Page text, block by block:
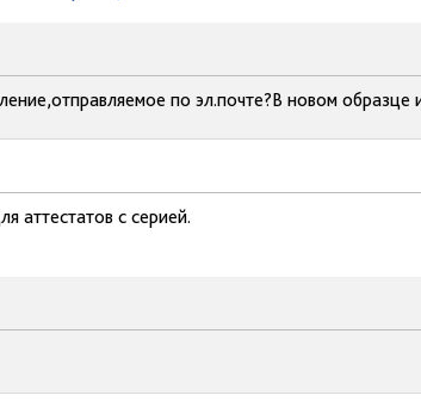
по эл.почте?В новом образце
аттестатов с серией.